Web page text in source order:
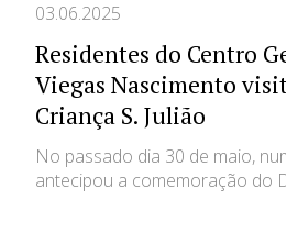
03.06.2025
Residentes do Centro
Viegas Nascimento
Criança S. Julião
No passado dia 30 de maio,
antecipou a comemoração do